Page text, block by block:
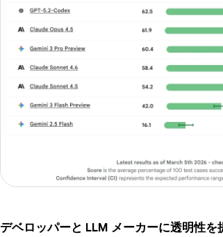
デベロッパーと LLM メーカーに透明性を